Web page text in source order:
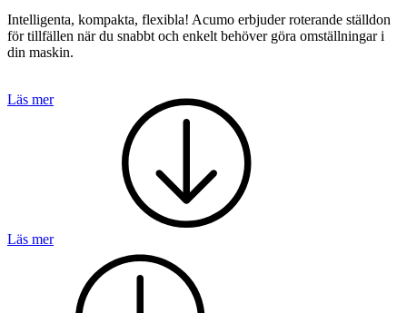
Axelkopplingar Skenstyrningar
Intelligenta, kompakta, flexibla! Acumo erbjuder roterande ställdon
för tillfällen när du snabbt och enkelt behöver göra omställningar i
din maskin.
Läs mer
Läs mer